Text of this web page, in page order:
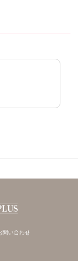
九条タカオミ
さくら蒼
問い合わせ